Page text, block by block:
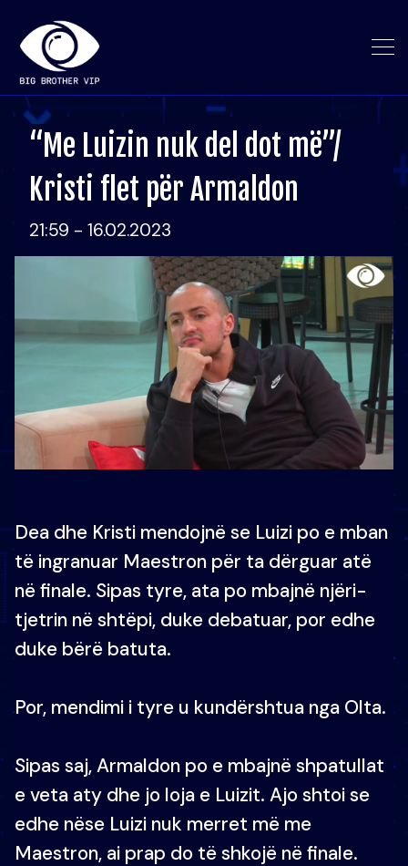
“Me Luizin nuk del dot më”/
Kristi flet për Armaldon
21:59 - 16.02.2023
Dea dhe Kristi mendojnë se Luizi po e mban
të ingranuar Maestron për ta dërguar atë
në finale. Sipas tyre, ata po mbajnë njëri-
tjetrin në shtëpi, duke debatuar, por edhe
duke bërë batuta.
Por, mendimi i tyre u kundërshtua nga Olta.
Sipas saj, Armaldon po e mbajnë shpatullat
e veta aty dhe jo loja e Luizit. Ajo shtoi se
edhe nëse Luizi nuk merret më me
Maestron, ai prap do të shkojë në finale.